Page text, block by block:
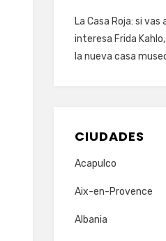
La Casa Roja: si vas
interesa Frida
la nueva casa
CIUDADES
Acapulco
Aix-en-Provence
Albania